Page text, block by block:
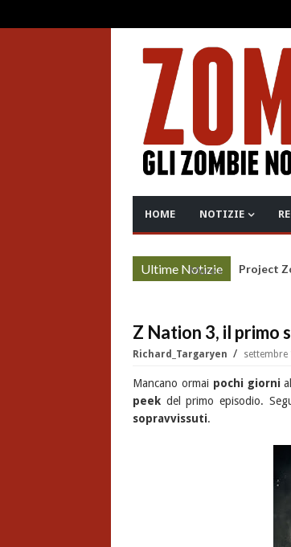
HOME NOTIZIE
Ultime Notizie
More » Project
Z Nation 3, il primo
Richard_Targaryen settembre
Mancano ormai pochi giorni
peekdel primo episodio.
sopravvissuti.